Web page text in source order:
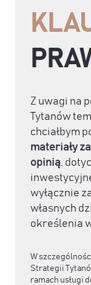
Z uwagi na
Tytanów
chciałbym
materiały
opinią,
wyłącznie
własnych
określenia
W
Strategii
ramach usługi